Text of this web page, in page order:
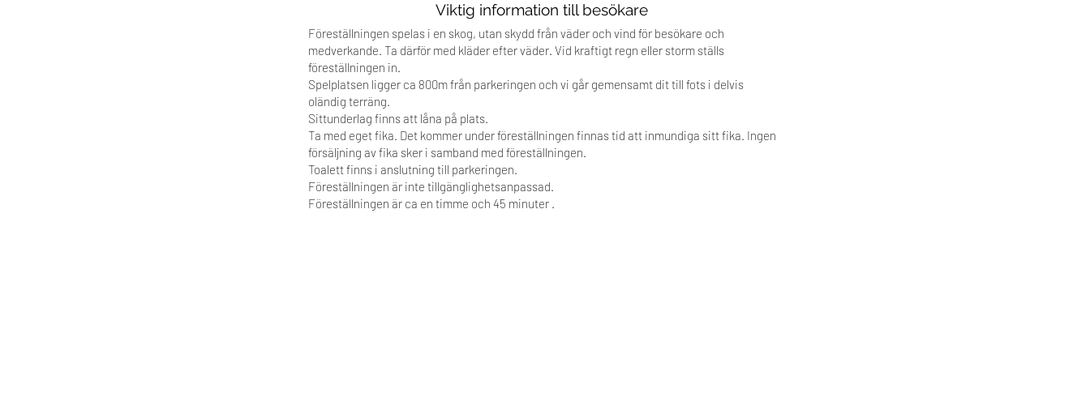
Viktig information till besökare
Föreställningen spelas i en skog, utan skydd från väder och vind för besökare och
medverkande. Ta därför med kläder efter väder. Vid kraftigt regn eller storm ställs
föreställningen in.
Spelplatsen ligger ca 800m från parkeringen och vi går gemensamt dit till fots i delvis
oländig terräng.
Sittunderlag finns att låna på plats.
Ta med eget fika. Det kommer under föreställningen finnas tid att inmundiga sitt fika. Ingen
försäljning av fika sker i samband med föreställningen.
Toalett finns i anslutning till parkeringen.
Föreställningen är inte tillgänglighetsanpassad.
Föreställningen är ca en timme och 45 minuter .